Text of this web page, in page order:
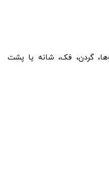
گردن، فک، شانه یا پشت